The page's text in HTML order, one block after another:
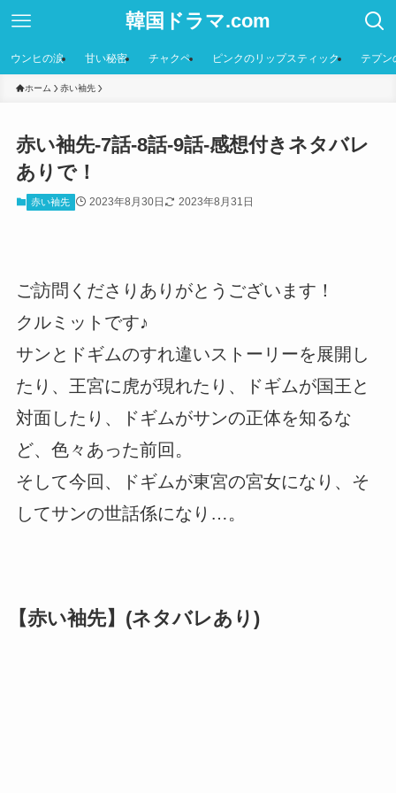
韓国ドラマ.com
ウンヒの涙 甘い秘密 チャクペ ピンクのリップスティック テプン
ホーム 赤い袖先
赤い袖先-7話-8話-9話-感想付きネタバレ
ありで！
赤い袖先 2023年8月30日 2023年8月31日
ご訪問くださりありがとうございます！
クルミットです♪
サンとドギムのすれ違いストーリーを展開し
たり、王宮に虎が現れたり、ドギムが国王と
対面したり、ドギムがサンの正体を知るな
ど、色々あった前回。
そして今回、ドギムが東宮の宮女になり、そ
してサンの世話係になり…。
【赤い袖先】(ネタバレあり)